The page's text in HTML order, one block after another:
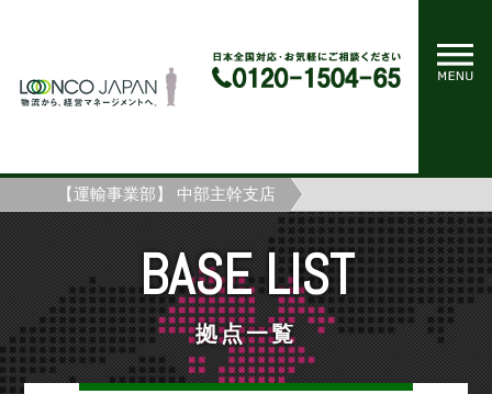
【運輸事業部】 中部主幹支店
BASE LIST
拠点一覧